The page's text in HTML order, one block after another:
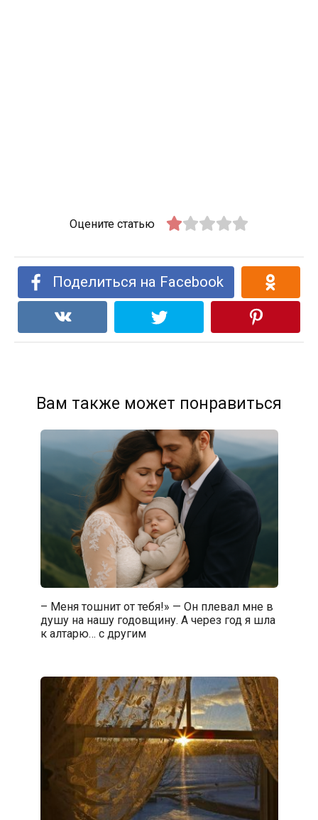
Оцените статью
Поделиться на Facebook
Вам также может понравиться
– Меня тошнит от тебя!» — Он плевал мне в
душу на нашу годовщину. А через год я шла
к алтарю… с другим